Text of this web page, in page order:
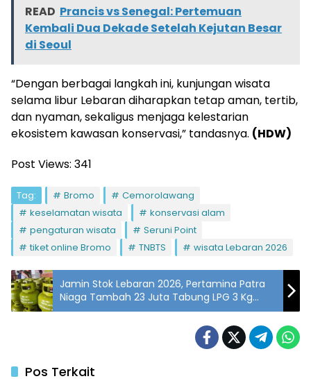
READ Prancis vs Senegal: Pertemuan
Kembali Dua Dekade Setelah Kejutan Besar
di Seoul
“Dengan berbagai langkah ini, kunjungan wisata
selama libur Lebaran diharapkan tetap aman, tertib,
dan nyaman, sekaligus menjaga kelestarian
ekosistem kawasan konservasi,” tandasnya. (HDW)
Post Views: 341
Tag: Bromo
Cemorolawang
keselamatan wisata
konservasi alam
pengaturan wisata
Seruni Point
tiket online Bromo
TNBTS wisata Lebaran 2026
Jamin Stok Lebaran 2026, Pertamina Patra
Niaga Tambah 23 Juta Tabung LPG 3 Kg
Nasional
Pos Terkait